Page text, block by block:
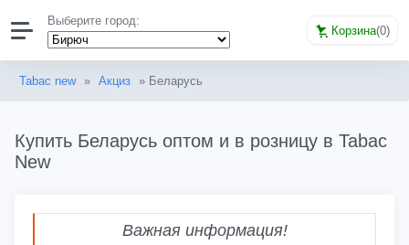
Выберите город:
Корзина(0)
Tabac new » Акциз » Беларусь
Купить Беларусь оптом и в розницу в Tabac
New
Важная информация!